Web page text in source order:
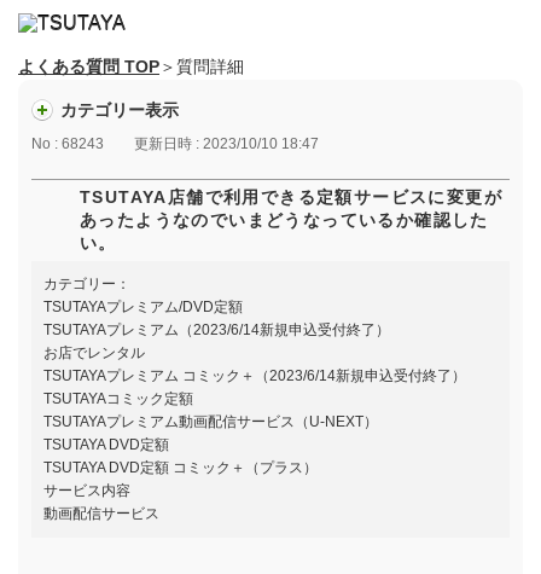
よくある質問 TOP＞質問詳細
カテゴリー表示
No : 68243 更新日時 : 2023/10/10 18:47
TSUTAYA店舗で利用できる定額サービスに変更が
あったようなのでいまどうなっているか確認した
い。
カテゴリー：
TSUTAYAプレミアム/DVD定額
TSUTAYAプレミアム（2023/6/14新規申込受付終了）
お店でレンタル
TSUTAYAプレミアム コミック＋（2023/6/14新規申込受付終了）
TSUTAYAコミック定額
TSUTAYAプレミアム動画配信サービス（U-NEXT）
TSUTAYA DVD定額
TSUTAYA DVD定額 コミック＋（プラス）
サービス内容
動画配信サービス